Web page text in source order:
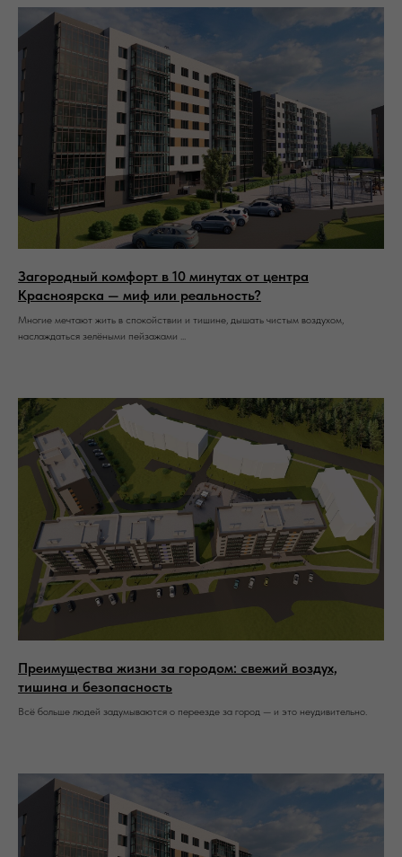
Загородный комфорт в 10 минутах от центра
Красноярска — миф или реальность?
Многие мечтают жить в спокойствии и тишине, дышать чистым воздухом,
наслаждаться зелёными пейзажами ...
Преимущества жизни за городом: свежий воздух,
тишина и безопасность
Всё больше людей задумываются о переезде за город — и это неудивительно.